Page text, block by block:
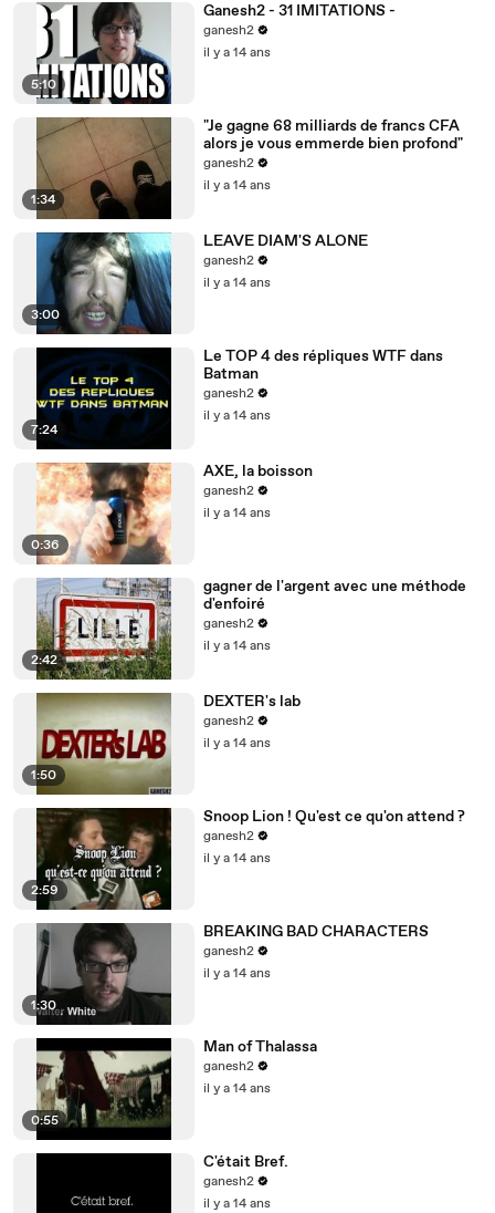
5:10
Ganesh2 - 31 IMITATIONS -
ganesh2
il y a 14 ans
1:34
"Je gagne 68 milliards de francs CFA
alors je vous emmerde bien profond"
ganesh2
il y a 14 ans
3:00
LEAVE DIAM'S ALONE
ganesh2
il y a 14 ans
7:24
Le TOP 4 des répliques WTF dans
Batman
ganesh2
il y a 14 ans
0:36
AXE, la boisson
ganesh2
il y a 14 ans
2:42
gagner de l'argent avec une méthode
d'enfoiré
ganesh2
il y a 14 ans
1:50
DEXTER's lab
ganesh2
il y a 14 ans
2:59
Snoop Lion ! Qu'est ce qu'on attend ?
ganesh2
il y a 14 ans
1:30
BREAKING BAD CHARACTERS
ganesh2
il y a 14 ans
0:55
Man of Thalassa
ganesh2
il y a 14 ans
C'était Bref.
ganesh2
il y a 14 ans